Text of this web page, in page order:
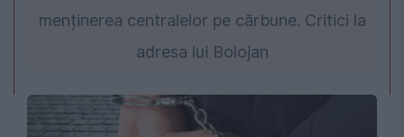
menținerea centralelor pe cărbune. Critici la
adresa lui Bolojan